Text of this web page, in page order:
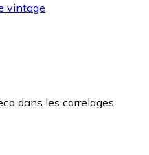
vintage
dans les carrelages